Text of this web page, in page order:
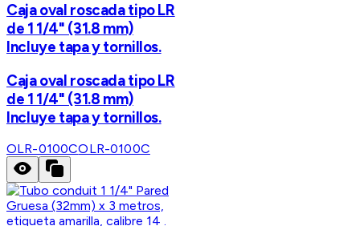
Caja oval roscada tipo LR
de 1 1/4" (31.8 mm)
Incluye tapa y tornillos.
Caja oval roscada tipo LR
de 1 1/4" (31.8 mm)
Incluye tapa y tornillos.
OLR-0100COLR-0100C